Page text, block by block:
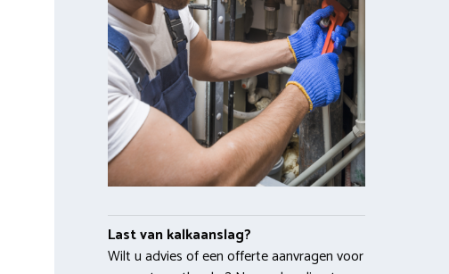
Last van kalkaanslag?
Wilt u advies of een offerte aanvragen voor